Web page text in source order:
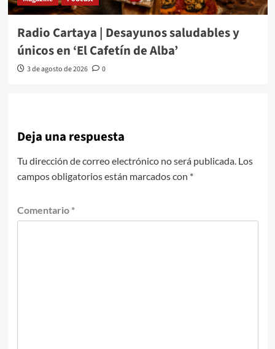
Radio Cartaya | Desayunos saludables y
únicos en ‘El Cafetín de Alba’
3 de agosto de 2026 0
Deja una respuesta
Tu dirección de correo electrónico no será publicada. Los
campos obligatorios están marcados con *
Comentario *